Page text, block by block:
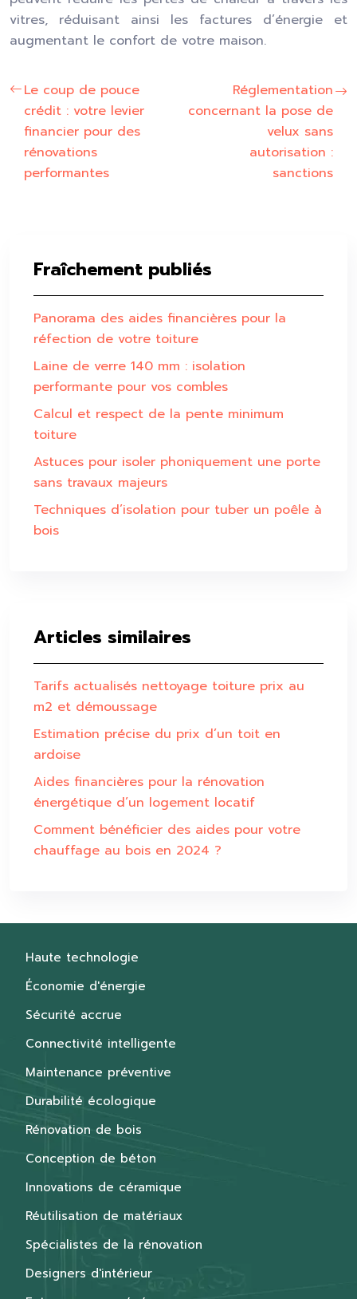
vitres, réduisant ainsi les factures d’énergie et
augmentant le confort de votre maison.
Le coup de pouce
crédit : votre levier
financier pour des
rénovations
performantes
Réglementation
concernant la pose de
velux sans
autorisation :
sanctions
Fraîchement publiés
Panorama des aides financières pour la
réfection de votre toiture
Laine de verre 140 mm : isolation
performante pour vos combles
Calcul et respect de la pente minimum
toiture
Astuces pour isoler phoniquement une porte
sans travaux majeurs
Techniques d’isolation pour tuber un poêle à
bois
Articles similaires
Tarifs actualisés nettoyage toiture prix au
m2 et démoussage
Estimation précise du prix d’un toit en
ardoise
Aides financières pour la rénovation
énergétique d’un logement locatif
Comment bénéficier des aides pour votre
chauffage au bois en 2024 ?
Haute technologie
Économie d'énergie
Sécurité accrue
Connectivité intelligente
Maintenance préventive
Durabilité écologique
Rénovation de bois
Conception de béton
Innovations de céramique
Réutilisation de matériaux
Spécialistes de la rénovation
Designers d'intérieur